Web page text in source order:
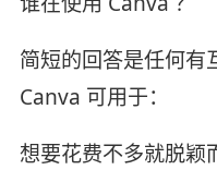
简短的回答是任何有
Canva 可用于：
想要花费不多就脱颖